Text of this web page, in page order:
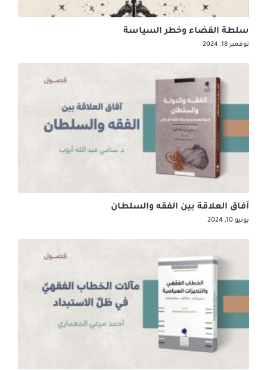
سلطة القضاء وخطر السياسة
نوفمبر 18, 2024
آفاق العلاقة بين الفقه والسلطان
يونيو 10, 2024